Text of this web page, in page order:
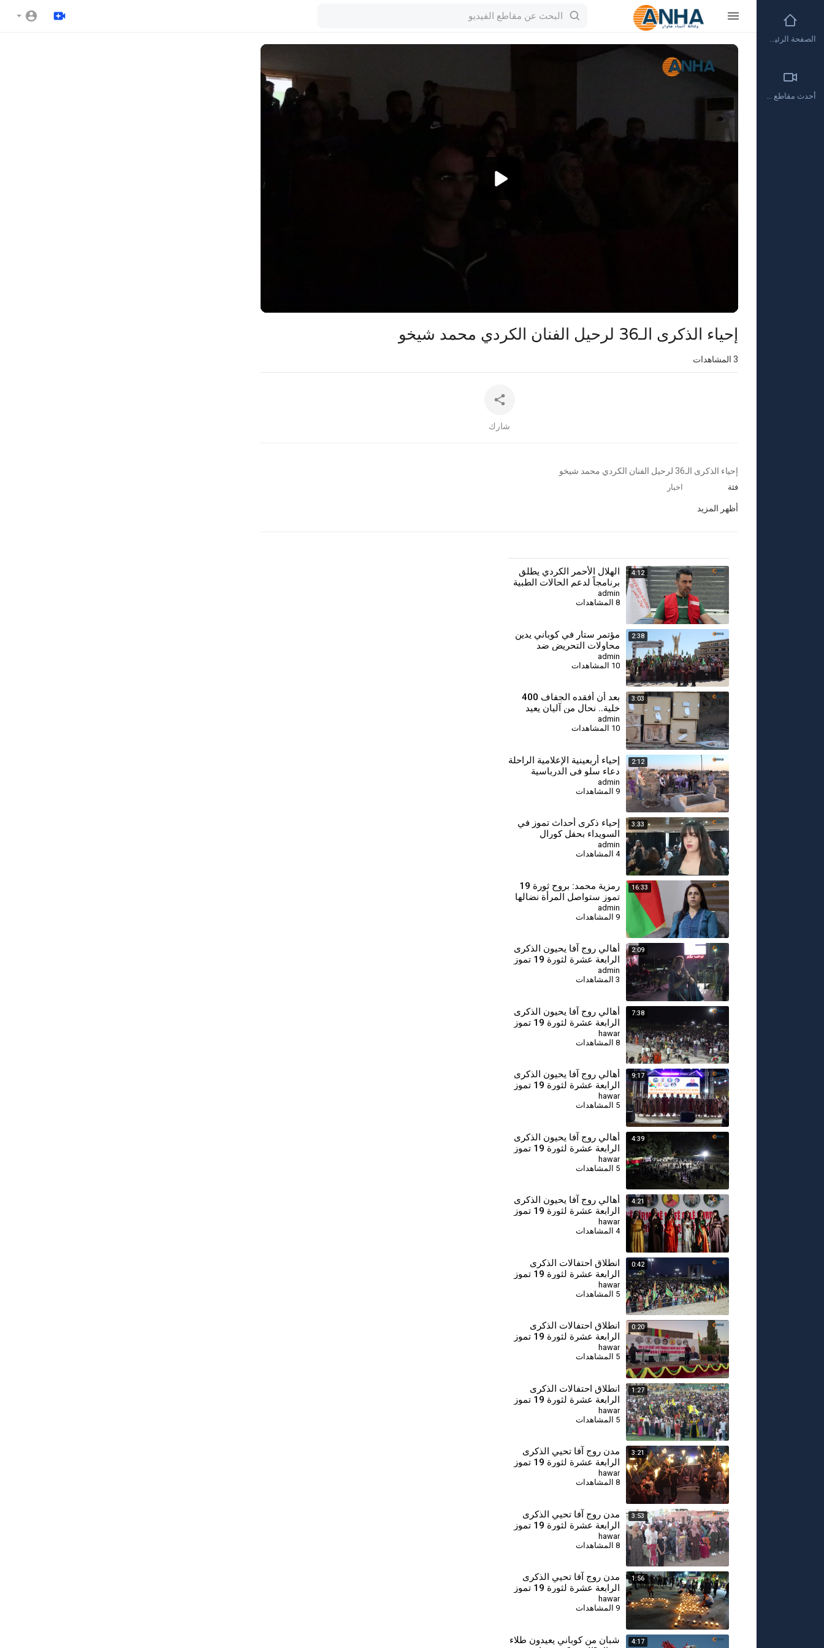
Video
auto
⁣إحياء الذكرى الـ36 لرحيل الفنان الكردي محمد شيخو
3 المشاهدات
شارك
⁣إحياء الذكرى الـ36 لرحيل الفنان الكردي محمد شيخو
فئة اخبار
أظهر المزيد
4:12
⁣الهلال الأحمر الكردي يطلق
برنامجاً لدعم الحالات الطبية
الحرجة بين النازحين
admin
8 المشاهدات
2:38
مؤتمر ستار في كوباني يدين
محاولات التحريض ضد
الشعب الكردي
admin
10 المشاهدات
3:03
بعد أن أفقده الجفاف 400
خلية.. نحال من آليان يعيد
إحياء مهنة أجداده
admin
10 المشاهدات
2:12
⁣إحياء أربعينية الإعلامية الراحلة
دعاء سلو في الدرباسية
admin
9 المشاهدات
3:33
⁣إحياء ذكرى أحداث تموز في
السويداء بحفل كورال
admin
4 المشاهدات
16:33
⁣رمزية محمد: بروح ثورة 19
تموز ستواصل المرأة نضالها
لبناء سوريا المستقبل
admin
9 المشاهدات
2:09
أهالي روج آفا يحيون الذكرى
الرابعة عشرة لثورة 19 تموز
admin
3 المشاهدات
7:38
أهالي روج آفا يحيون الذكرى
الرابعة عشرة لثورة 19 تموز
hawar
8 المشاهدات
9:17
أهالي روج آفا يحيون الذكرى
الرابعة عشرة لثورة 19 تموز
hawar
5 المشاهدات
4:39
أهالي روج آفا يحيون الذكرى
الرابعة عشرة لثورة 19 تموز
hawar
5 المشاهدات
4:21
أهالي روج آفا يحيون الذكرى
الرابعة عشرة لثورة 19 تموز
hawar
4 المشاهدات
0:42
انطلاق احتفالات الذكرى
الرابعة عشرة لثورة 19 تموز
في روج آفا
hawar
5 المشاهدات
0:20
انطلاق احتفالات الذكرى
الرابعة عشرة لثورة 19 تموز
في روج آفا
hawar
5 المشاهدات
1:27
انطلاق احتفالات الذكرى
الرابعة عشرة لثورة 19 تموز
في روج آفا
hawar
5 المشاهدات
3:21
مدن روج آفا تحيي الذكرى
الرابعة عشرة لثورة 19 تموز
hawar
8 المشاهدات
3:53
⁣مدن روج آفا تحيي الذكرى
الرابعة عشرة لثورة 19 تموز
hawar
8 المشاهدات
1:56
⁣مدن روج آفا تحيي الذكرى
الرابعة عشرة لثورة 19 تموز
hawar
9 المشاهدات
4:17
شبان من كوباني يعيدون طلاء
الصفحة الرئيسية
أحدث مقاطع الفيديو